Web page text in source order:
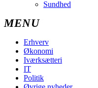
Sundhed
Erhverv
Økonomi
Iværksætteri
IT
Politik